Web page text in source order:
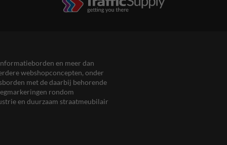
en meer dan
webshopconcepten, onder
met de daarbij behorende
rondom
en duurzaam straatmeubilair